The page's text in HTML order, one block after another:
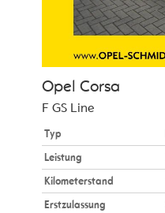
Opel Corsa
F GS Line
Typ
Leistung
Kilometerstand
Erstzulassung